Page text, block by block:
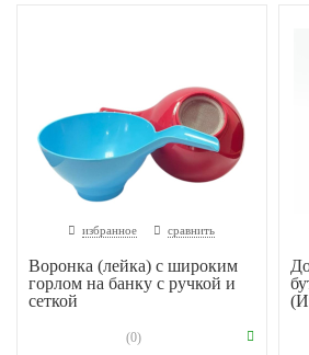
избранное сравнить
Воронка (лейка) с широким
горлом на банку с ручкой и
сеткой
(0)